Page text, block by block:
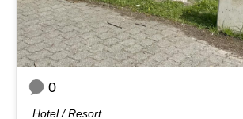
0
Hotel / Resort